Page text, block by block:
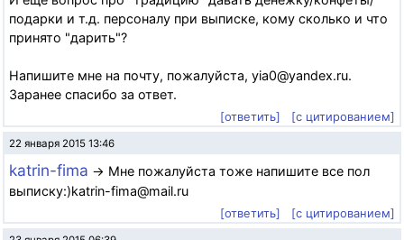
подарки и т.д. персоналу при выписке, кому сколько и что
принято "дарить"?
Напишите мне на почту, пожалуйста, yia0@yandex.ru.
Заранее спасибо за ответ.
[ответить] [с цитированием]
22 января 2015 13:46
katrin-fima → Мне пожалуйста тоже напишите все пол
выписку:)katrin-fima@mail.ru
[ответить] [с цитированием]